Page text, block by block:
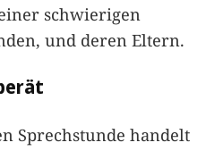
schwierigen
und deren Eltern.
Sprechstunde handelt